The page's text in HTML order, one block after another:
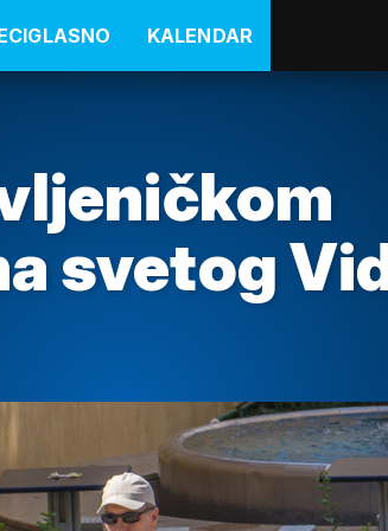
KALENDAR
svetog